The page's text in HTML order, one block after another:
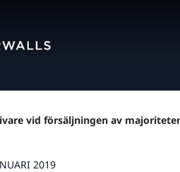
vid försäljningen av
2019